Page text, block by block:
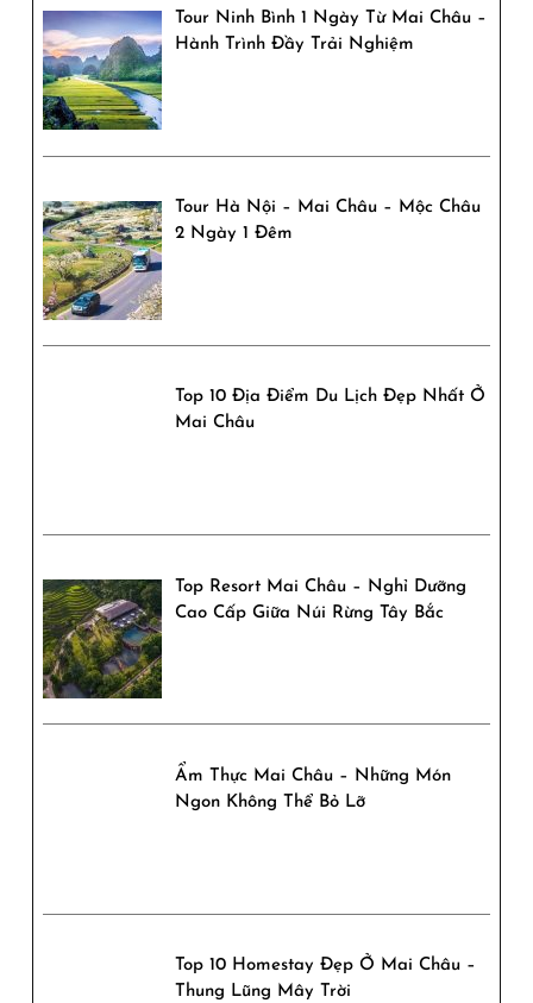
Tour Ninh Bình 1 Ngày Từ Mai Châu –
Hành Trình Đầy Trải Nghiệm
Tour Hà Nội – Mai Châu – Mộc Châu
2 Ngày 1 Đêm
Top 10 Địa Điểm Du Lịch Đẹp Nhất Ở
Mai Châu
Top Resort Mai Châu – Nghỉ Dưỡng
Cao Cấp Giữa Núi Rừng Tây Bắc
Ẩm Thực Mai Châu – Những Món
Ngon Không Thể Bỏ Lỡ
Top 10 Homestay Đẹp Ở Mai Châu –
Thung Lũng Mây Trời